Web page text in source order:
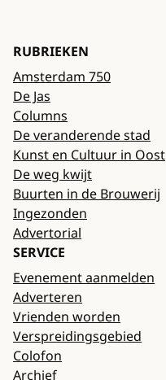
RUBRIEKEN
Amsterdam 750
De Jas
Columns
De veranderende stad
Kunst en Cultuur in Oost
De weg kwijt
Buurten in de Brouwerij
Ingezonden
Advertorial
SERVICE
Evenement aanmelden
Adverteren
Vrienden worden
Verspreidingsgebied
Colofon
Archief